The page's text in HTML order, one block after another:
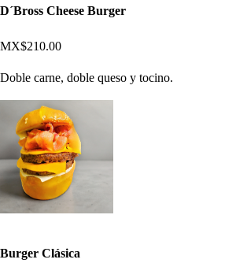
D´Bross Cheese Burger
MX$210.00
Doble carne, doble queso y tocino.
Burger Clásica